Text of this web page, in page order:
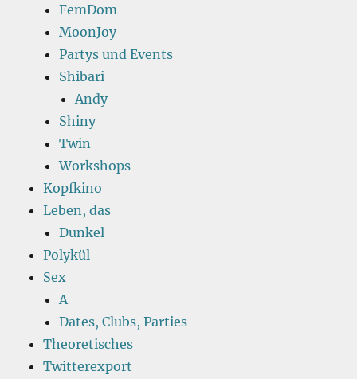
FemDom
MoonJoy
Partys und Events
Shibari
Andy
Shiny
Twin
Workshops
Kopfkino
Leben, das
Dunkel
Polykül
Sex
A
Dates, Clubs, Parties
Theoretisches
Twitterexport